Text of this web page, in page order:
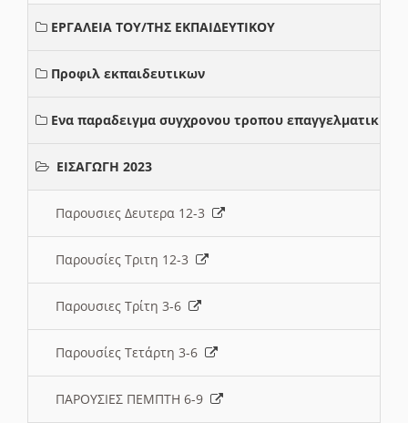
ΕΡΓΑΛΕΙΑ ΤΟΥ/ΤΗΣ ΕΚΠΑΙΔΕΥΤΙΚΟΥ
Προφιλ εκπαιδευτικων
Ενα παραδειγμα συγχρονου τροπου επαγγελματικης
ΕΙΣΑΓΩΓΗ 2023
Παρουσιες Δευτερα 12-3
Παρουσίες Τριτη 12-3
Παρουσιες Τρίτη 3-6
Παρουσίες Τετάρτη 3-6
ΠΑΡΟΥΣΙΕΣ ΠΕΜΠΤΗ 6-9